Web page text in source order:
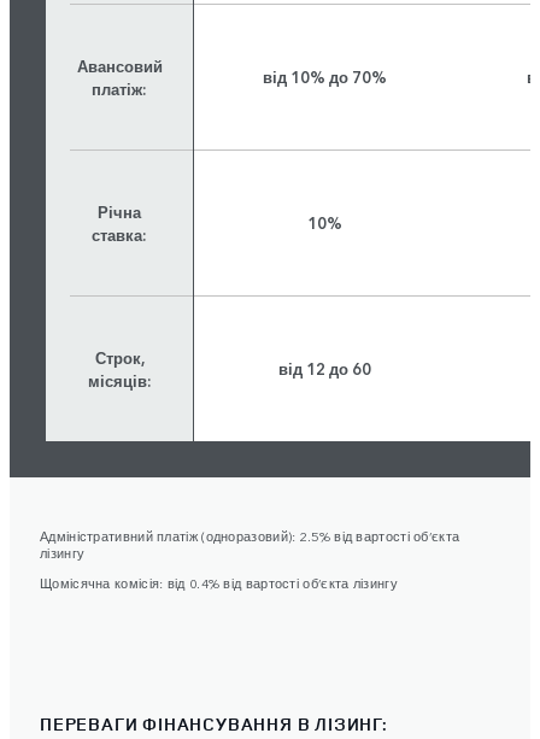
Авансовий
платіж:
від 10% до 70%
Річна
ставка:
10%
Строк,
місяців:
від 12 до 60
Адміністративний платіж (одноразовий): 2.5% від вартості об’єкта
лізингу
Щомісячна комісія: від 0.4% від вартості об’єкта лізингу
ПЕРЕВАГИ ФІНАНСУВАННЯ В ЛІЗИНГ: